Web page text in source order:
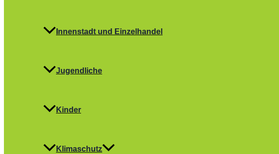
Innenstadt und Einzelhandel
Jugendliche
Kinder
Klimaschutz